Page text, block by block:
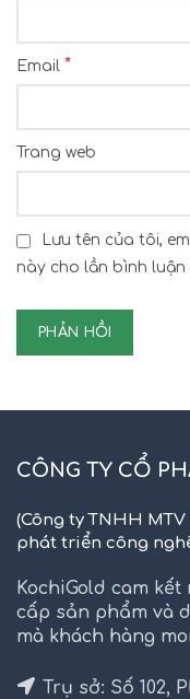
Email *
Trang web
Lưu tên của tôi,
này cho lần bình
CÔNG TY CỔ
(Công ty TNHH
phát triển công
KochiGold cam
cấp sản phẩm và
mà khách hàng
Trụ sở: Số 102,